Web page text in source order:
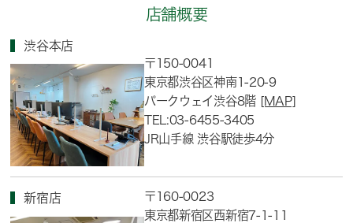
店舗概要
渋谷本店
〒150-0041
東京都渋谷区神南1-20-9
パークウェイ渋谷8階 [MAP]
TEL:03-6455-3405
JR山手線 渋谷駅徒歩4分
新宿店
〒160-0023
東京都新宿区西新宿7-1-11